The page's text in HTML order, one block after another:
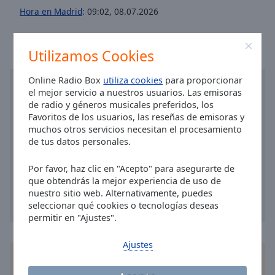
Utilizamos Cookies
Online Radio Box utiliza cookies para proporcionar
el mejor servicio a nuestros usuarios. Las emisoras
de radio y géneros musicales preferidos, los
Favoritos de los usuarios, las reseñas de emisoras y
muchos otros servicios necesitan el procesamiento
de tus datos personales.
Por favor, haz clic en "Acepto" para asegurarte de
que obtendrás la mejor experiencia de uso de
nuestro sitio web. Alternativamente, puedes
seleccionar qué cookies o tecnologías deseas
permitir en "Ajustes".
Ajustes
Area
Background
Color
Hora en Madrid: 09:02, 08.07.2026
su teléfono y escucha sus estaciones de radio en